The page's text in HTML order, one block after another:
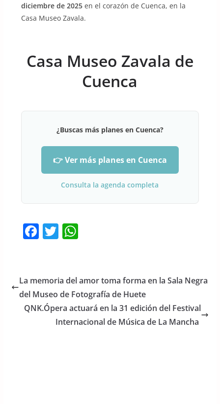
diciembre de 2025en el corazón de Cuenca, en la
Casa Museo Zavala.
Casa Museo Zavala de
Cuenca
¿Buscas más planes en Cuenca?
👉 Ver más planes en Cuenca
Consulta la agenda completa
F
e
b
o
T
er
W
s
A
p
p
La memoria del amor toma forma en la Sala Negra
del Museo de Fotografía de Huete
QNK.Ópera actuará en la 31 edición del Festival
Internacional de Música de La Mancha